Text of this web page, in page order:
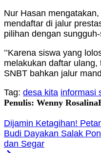
Nur Hasan
mendaftar di jalur
pilihan dengan
’’Karena siswa yang
melakukan daftar
SNBT bahkan jalur
Tag: desa kita informasi
Penulis: Wenny Rosalina
Dijamin Ketagihan!
Budi Dayakan Salak
dan Segar